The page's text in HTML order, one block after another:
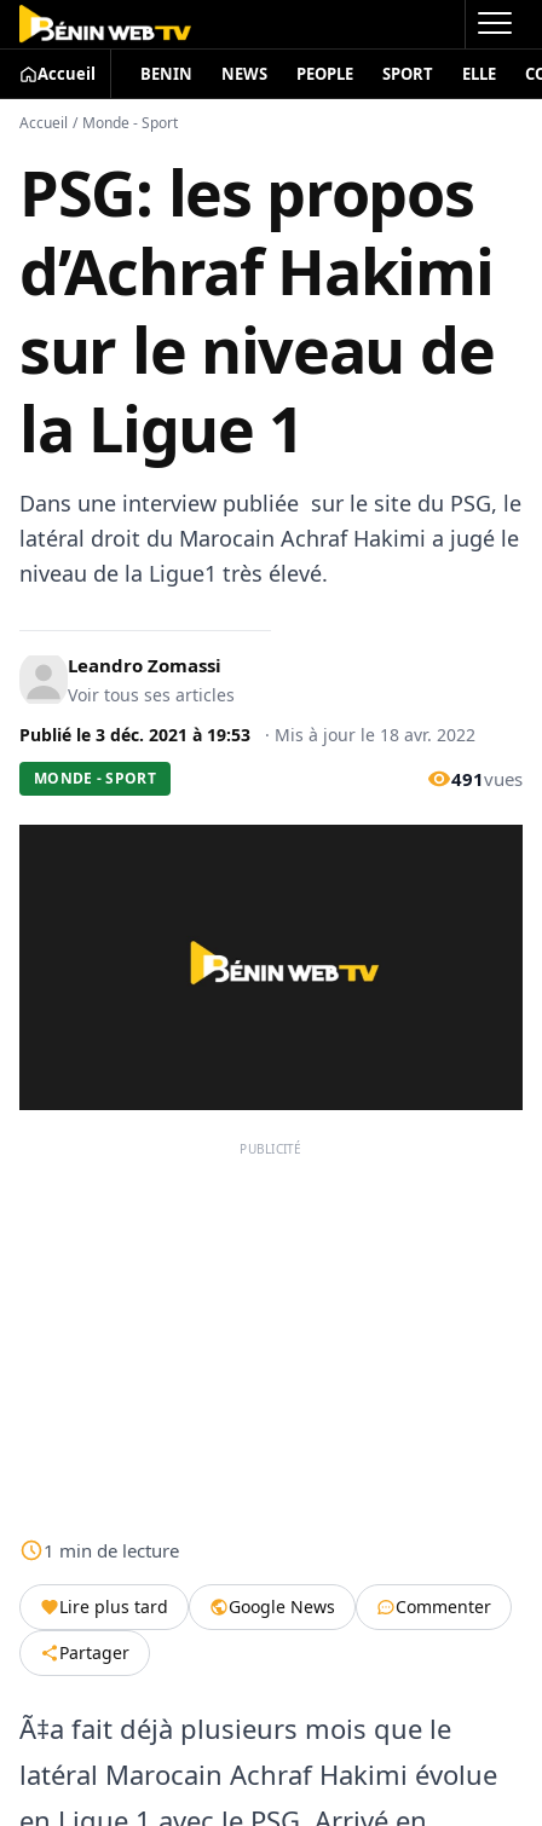
Accueil BENIN NEWS PEOPLE SPORT ELLE
Accueil / Monde - Sport
PSG: les propos
d’Achraf Hakimi
sur le niveau de
la Ligue 1
Dans une interview publiée sur le site du PSG, le
latéral droit du Marocain Achraf Hakimi a jugé le
niveau de la Ligue1 très élevé.
Leandro Zomassi
Voir tous ses articles
Publié le 3 déc. 2021 à 19:53 · Mis à jour le 18 avr. 2022
MONDE - SPORT 491vues
PUBLICITÉ
1 min de lecture
Lire plus tard Google News
Commenter
Partager
Ã‡a fait déjà plusieurs mois que le
latéral Marocain Achraf Hakimi évolue